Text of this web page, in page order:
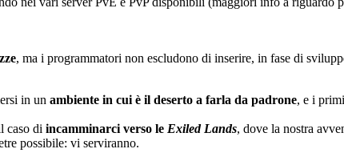
, ma i programmatori non escludono di inserire, in fase di
in un ambiente in cui è il deserto a farla da padrone, e i
caso di incamminarci verso le Exiled Lands, dove la nostra
possibile: vi serviranno.